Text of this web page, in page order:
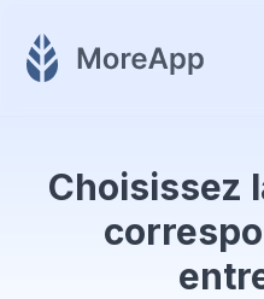
Choisissez